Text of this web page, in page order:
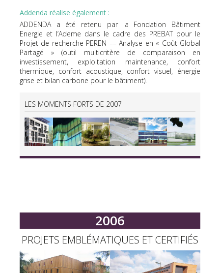
Addenda réalise également :
ADDENDA a été retenu par la Fondation Bâtiment
Energie et l’Ademe dans le cadre des PREBAT pour le
Projet de recherche PEREN –– Analyse en « Coût Global
Partagé » (outil multicritère de comparaison en
investissement, exploitation maintenance, confort
thermique, confort acoustique, confort visuel, énergie
grise et bilan carbone pour le bâtiment).
LES MOMENTS FORTS DE 2007
2006
PROJETS EMBLÉMATIQUES ET CERTIFIÉS